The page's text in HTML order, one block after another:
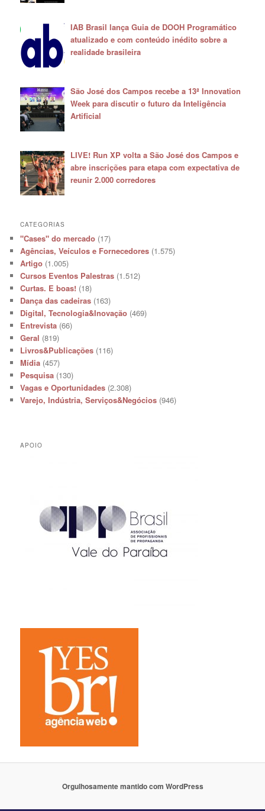
IAB Brasil lança Guia de DOOH Programático
atualizado e com conteúdo inédito sobre a
realidade brasileira
São José dos Campos recebe a 13ª Innovation
Week para discutir o futuro da Inteligência
Artificial
LIVE! Run XP volta a São José dos Campos e
abre inscrições para etapa com expectativa de
reunir 2.000 corredores
CATEGORIAS
"Cases" do mercado (17)
Agências, Veículos e Fornecedores (1.575)
Artigo (1.005)
Cursos Eventos Palestras (1.512)
Curtas. E boas! (18)
Dança das cadeiras (163)
Digital, Tecnologia&Inovação (469)
Entrevista (66)
Geral (819)
Livros&Publicações (116)
Mídia (457)
Pesquisa (130)
Vagas e Oportunidades (2.308)
Varejo, Indústria, Serviços&Negócios (946)
APOIO
Orgulhosamente mantido com WordPress